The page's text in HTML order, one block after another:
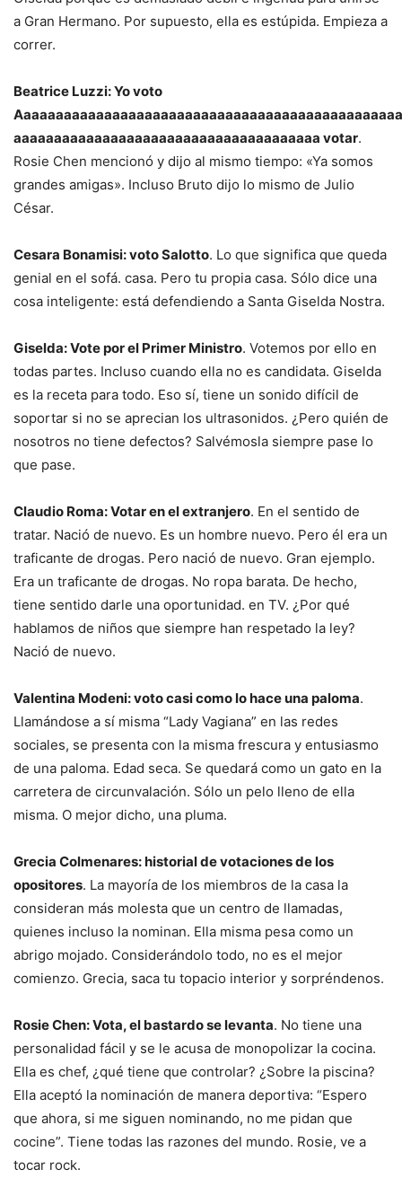
a Gran Hermano. Por supuesto, ella es estúpida. Empieza a
correr.
Beatrice Luzzi: Yo voto
aaaaaaaaaaaaaaaaaaaaaaaaaaaaaaaaaaaaaa votar.
Rosie Chen mencionó y dijo al mismo tiempo: «Ya somos
grandes amigas». Incluso Bruto dijo lo mismo de Julio
César.
Cesara Bonamisi: voto Salotto. Lo que significa que queda
genial en el sofá. casa. Pero tu propia casa. Sólo dice una
cosa inteligente: está defendiendo a Santa Giselda Nostra.
Giselda: Vote por el Primer Ministro. Votemos por ello en
todas partes. Incluso cuando ella no es candidata. Giselda
es la receta para todo. Eso sí, tiene un sonido difícil de
soportar si no se aprecian los ultrasonidos. ¿Pero quién de
nosotros no tiene defectos? Salvémosla siempre pase lo
que pase.
Claudio Roma: Votar en el extranjero. En el sentido de
tratar. Nació de nuevo. Es un hombre nuevo. Pero él era un
traficante de drogas. Pero nació de nuevo. Gran ejemplo.
Era un traficante de drogas. No ropa barata. De hecho,
tiene sentido darle una oportunidad. en TV. ¿Por qué
hablamos de niños que siempre han respetado la ley?
Nació de nuevo.
Valentina Modeni: voto casi como lo hace una paloma.
Llamándose a sí misma “Lady Vagiana” en las redes
sociales, se presenta con la misma frescura y entusiasmo
de una paloma. Edad seca. Se quedará como un gato en la
carretera de circunvalación. Sólo un pelo lleno de ella
misma. O mejor dicho, una pluma.
Grecia Colmenares: historial de votaciones de los
opositores. La mayoría de los miembros de la casa la
consideran más molesta que un centro de llamadas,
quienes incluso la nominan. Ella misma pesa como un
abrigo mojado. Considerándolo todo, no es el mejor
comienzo. Grecia, saca tu topacio interior y sorpréndenos.
Rosie Chen: Vota, el bastardo se levanta. No tiene una
personalidad fácil y se le acusa de monopolizar la cocina.
Ella es chef, ¿qué tiene que controlar? ¿Sobre la piscina?
Ella aceptó la nominación de manera deportiva: “Espero
que ahora, si me siguen nominando, no me pidan que
cocine”. Tiene todas las razones del mundo. Rosie, ve a
tocar rock.